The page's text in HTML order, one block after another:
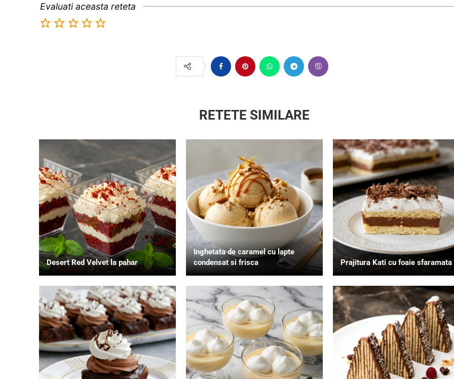
Evaluati aceasta reteta
RETETE SIMILARE
Desert Red Velvet la pahar
Inghetata de caramel cu lapte
condensat si frisca
Prajitura Kati cu foaie sfaramata